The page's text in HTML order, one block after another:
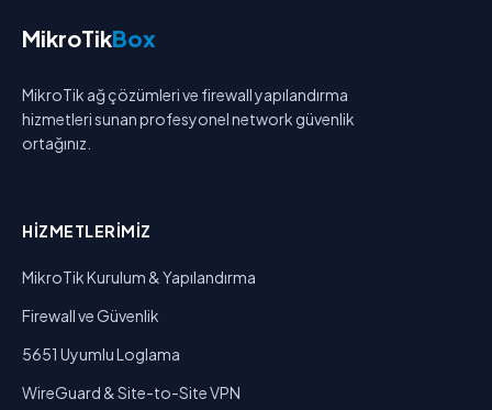
MikroTikBox
MikroTik ağ çözümleri ve firewall yapılandırma
hizmetleri sunan profesyonel network güvenlik
ortağınız.
HIZMETLERIMIZ
MikroTik Kurulum & Yapılandırma
Firewall ve Güvenlik
5651 Uyumlu Loglama
WireGuard & Site-to-Site VPN